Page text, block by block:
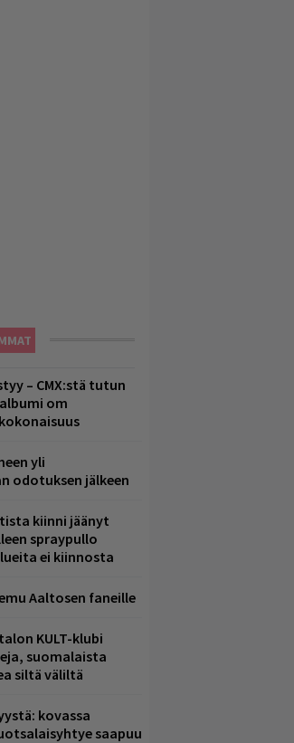
– CMX:stä tutun
om
yli
odotuksen jälkeen
kiinni jäänyt
spraypullo
ei kiinnosta
Aaltosen faneille
KULT-klubi
suomalaista
siltä väliltä
kovassa
saapuu